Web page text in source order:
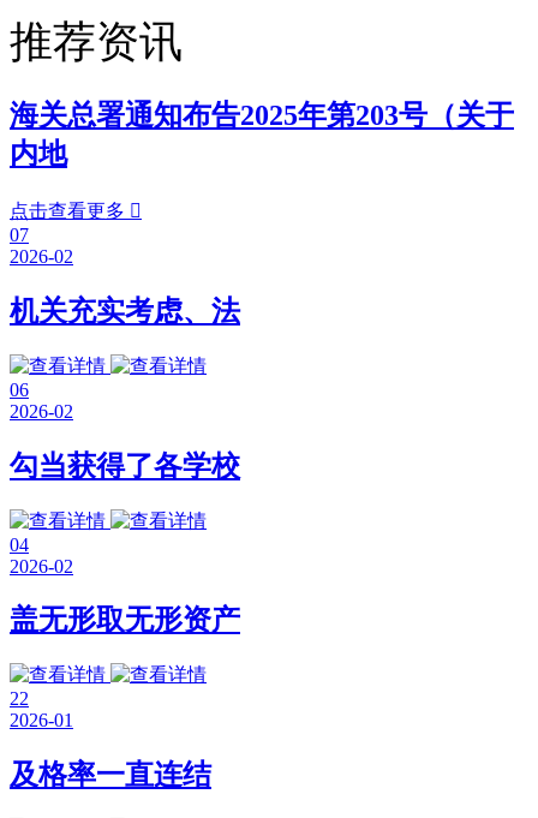
推荐资讯
海关总署通知布告2025年第203号（关于
内地
点击查看更多 
07
2026-02
机关充实考虑、法
06
2026-02
勾当获得了各学校
04
2026-02
盖无形取无形资产
22
2026-01
及格率一直连结